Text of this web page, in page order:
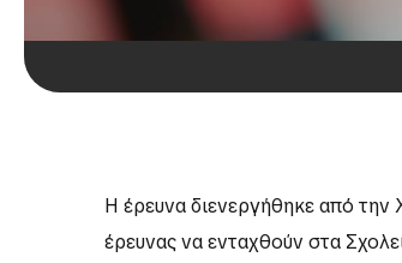
Η έρευνα διενεργήθηκε από την
έρευνας να ενταχθούν στα